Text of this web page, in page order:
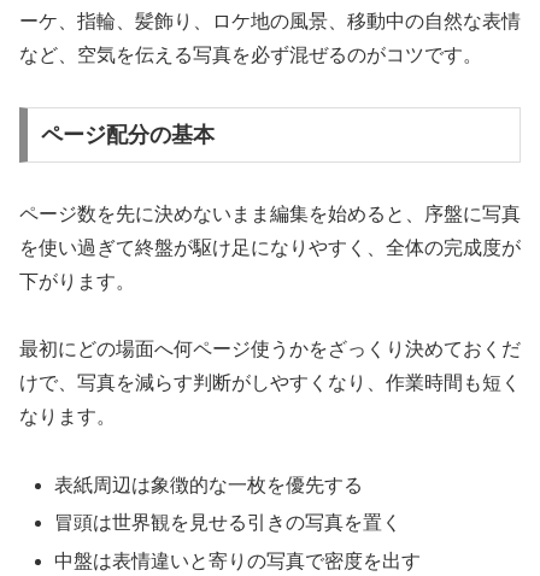
ーケ、指輪、髪飾り、ロケ地の風景、移動中の自然な表情
など、空気を伝える写真を必ず混ぜるのがコツです。
ページ配分の基本
ページ数を先に決めないまま編集を始めると、序盤に写真
を使い過ぎて終盤が駆け足になりやすく、全体の完成度が
下がります。
最初にどの場面へ何ページ使うかをざっくり決めておくだ
けで、写真を減らす判断がしやすくなり、作業時間も短く
なります。
表紙周辺は象徴的な一枚を優先する
冒頭は世界観を見せる引きの写真を置く
中盤は表情違いと寄りの写真で密度を出す